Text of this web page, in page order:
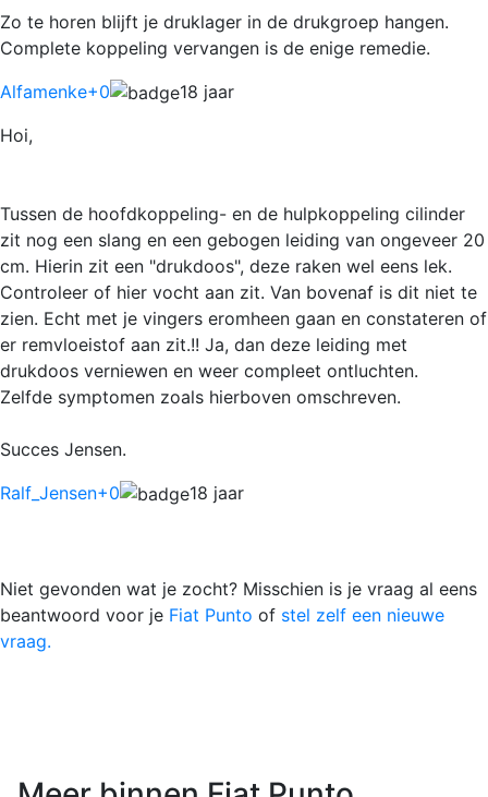
Zo te horen blijft je druklager in de drukgroep hangen.
Complete koppeling vervangen is de enige remedie.
Alfamenke+0
18 jaar
Hoi,
Tussen de hoofdkoppeling- en de hulpkoppeling cilinder
zit nog een slang en een gebogen leiding van ongeveer 20
cm. Hierin zit een "drukdoos", deze raken wel eens lek.
Controleer of hier vocht aan zit. Van bovenaf is dit niet te
zien. Echt met je vingers eromheen gaan en constateren of
er remvloeistof aan zit.!! Ja, dan deze leiding met
drukdoos verniewen en weer compleet ontluchten.
Zelfde symptomen zoals hierboven omschreven.
Succes Jensen.
Ralf_Jensen+0 18 jaar
Niet gevonden wat je zocht? Misschien is je vraag al eens
beantwoord voor je Fiat Punto of stel zelf een nieuwe
vraag.